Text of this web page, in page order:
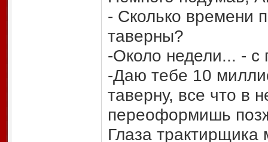
- Сколько времени
таверны?
-Около недели... - с
-Даю тебе 10
таверну, все что в
переоформишь
Глаза трактирщика